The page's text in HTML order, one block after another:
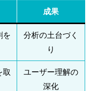
成果
を
分析の土台づく
り
取
ユーザー理解の
深化